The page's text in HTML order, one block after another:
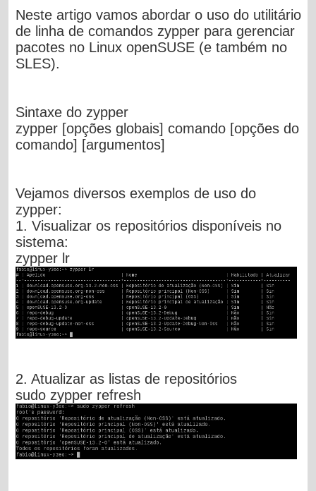
Neste artigo vamos abordar o uso do utilitário
de linha de comandos zypper para gerenciar
pacotes no Linux openSUSE (e também no
SLES).
Sintaxe do zypper
zypper [opções globais] comando [opções do
comando] [argumentos]
Vejamos diversos exemplos de uso do
zypper:
1. Visualizar os repositórios disponíveis no
sistema:
zypper lr
2. Atualizar as listas de repositórios
sudo zypper refresh